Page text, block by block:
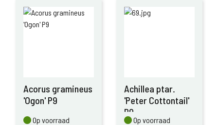
Acorus gramineus
'Ogon' P9
Op voorraad
Op voorraad
Achillea ptar.
'Peter Cottontail'
P9
Op voorraad
Op voorraad